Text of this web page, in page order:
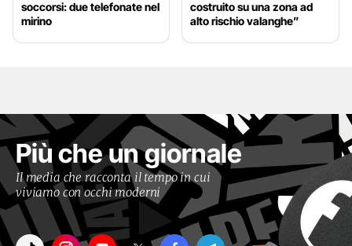
soccorsi: due telefonate nel
mirino
costruito su una zona ad
alto rischio valanghe”
Più che un giornale
Il media che racconta il tempo in cui
viviamo con occhi moderni